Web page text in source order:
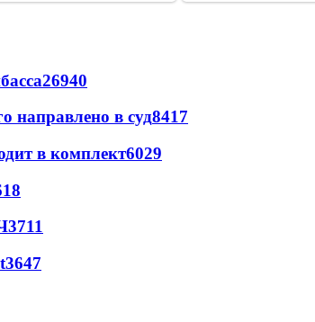
26940
направлено в суд8417
в комплект6029
3711
3647